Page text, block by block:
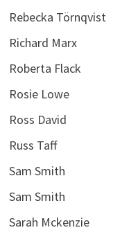
Rebecka Törnqvist
Richard Marx
Roberta Flack
Rosie Lowe
Ross David
Russ Taff
Sam Smith
Sam Smith
Sarah Mckenzie